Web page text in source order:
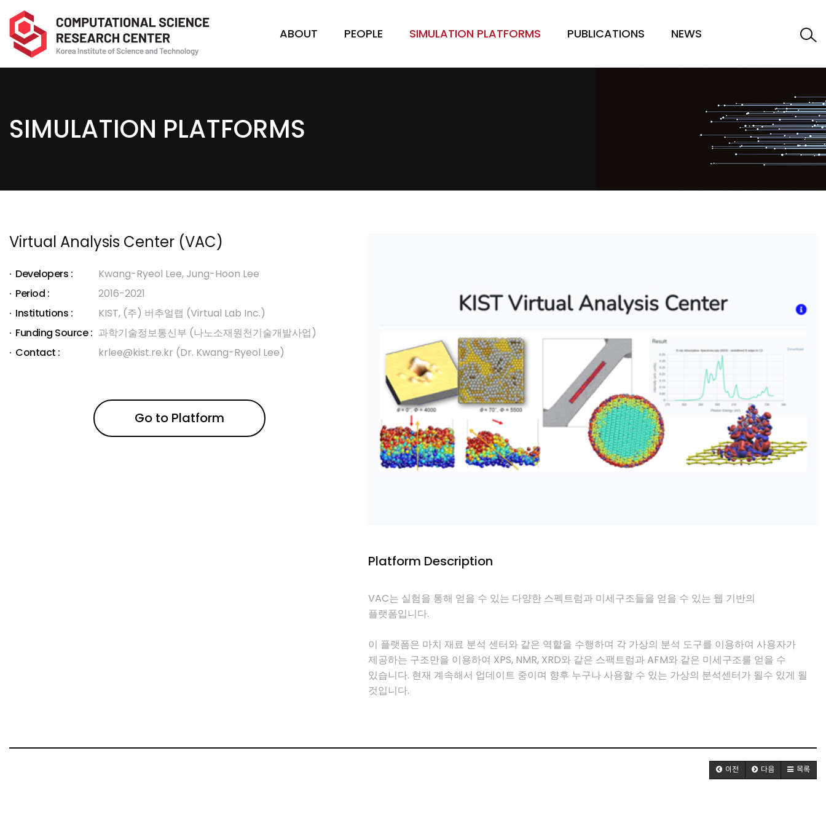
ABOUT PEOPLE SIMULATION PLATFORMS PUBLICATIONS NEWS
SIMULATION PLATFORMS
Virtual Analysis Center (VAC)
Developers :
Kwang-Ryeol Lee, Jung-Hoon Lee
Period :
2016-2021
Institutions :
KIST, (주) 버추얼랩 (Virtual Lab Inc.)
Funding Source : 과학기술정보통신부 (나노소재원천기술개발사업)
Contact :
krlee@kist.re.kr (Dr. Kwang-Ryeol Lee)
Go to Platform
Platform Description
VAC는 실험을 통해 얻을 수 있는 다양한 스펙트럼과 미세구조들을 얻을 수 있는 웹 기반의
플랫폼입니다.
이 플랫폼은 마치 재료 분석 센터와 같은 역할을 수행하며 각 가상의 분석 도구를 이용하여 사용자가
제공하는 구조만을 이용하여 XPS, NMR, XRD와 같은 스팩트럼과 AFM와 같은 미세구조를 얻을 수
있습니다. 현재 계속해서 업데이트 중이며 향후 누구나 사용할 수 있는 가상의 분석센터가 될수 있게 될
것입니다.
이전 다음 목록